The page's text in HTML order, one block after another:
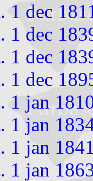
1 dec
1 dec
1 dec
1 dec
1 jan
1 jan
1 jan
1 jan